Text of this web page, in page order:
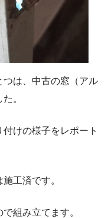
は、中古の窓（アル
。
けの様子をレポート
工済です。
組み立てます。